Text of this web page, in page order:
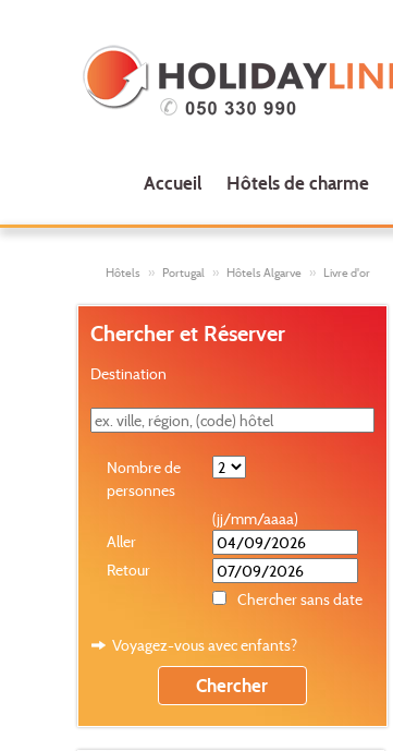
Accueil Hôtels de charme
Hôtels Portugal Hôtels Algarve Livre d'or
Chercher et Réserver
Destination
Nombre de
personnes
(jj/mm/aaaa)
Aller
Retour
Chercher sans date
Voyagez-vous avec enfants?